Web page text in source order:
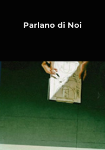
Parlano di Noi